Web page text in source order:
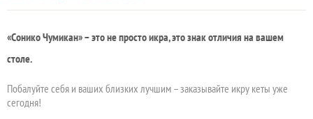
«Сонико Чумикан» – это не просто икра, это знак отличия на вашем
столе.
Побалуйте себя и ваших близких лучшим – заказывайте икру кеты уже
сегодня!